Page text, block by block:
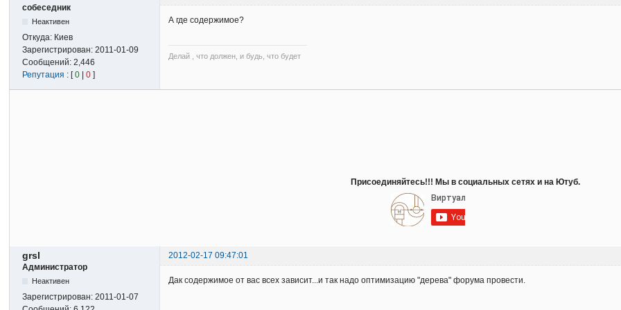
собеседник
Неактивен
Откуда: Киев
Зарегистрирован:2011-01-09
Сообщений:2,446
Репутация : [0 |0 ]
А где содержимое?
Делай , что должен, и будь, что будет
Присоединяйтесь!!! Мы в социальных сетях и на Ютуб.
grsl
2012-02-17 09:47:01
Администратор
Неактивен
Зарегистрирован:2011-01-07
Дак содержимое от вас всех зависит...и так надо оптимизацию "дерева" форума провести.